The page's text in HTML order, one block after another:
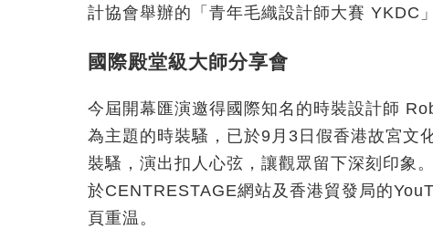
計協會舉辦的「青年毛織設計師大賽 YKDC
國際殿堂級大師分享會
今屆開幕匯演邀得國際知名的時裝設計師
為主題的時裝騷，已於9月3日假香港故宮文
裝騷，演出扣人心弦，讓觀眾留下深刻印象
於CENTRESTAGE網站及香港貿發局的
頁重温。